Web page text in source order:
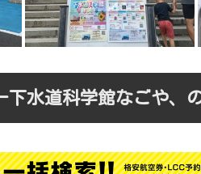
下水道科学館なごや、